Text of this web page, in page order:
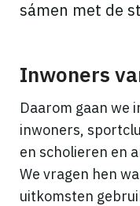
sámen met de
Inwoners
Daarom gaan we
inwoners,
en scholieren en
We vragen hen
uitkomsten